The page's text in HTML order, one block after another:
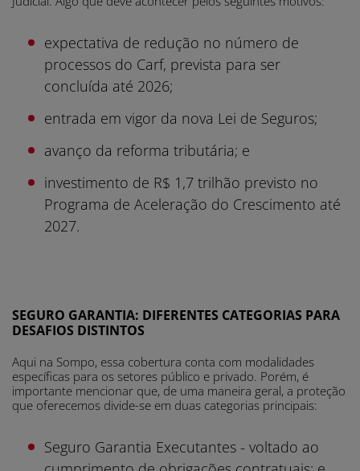
expectativa de redução no número de
processos do Carf, prevista para ser
concluída até 2026;
entrada em vigor da nova Lei de Seguros;
avanço da reforma tributária; e
investimento de R$ 1,7 trilhão previsto no
Programa de Aceleração do Crescimento até
2027.
SEGURO GARANTIA: DIFERENTES CATEGORIAS PARA
DESAFIOS DISTINTOS
Aqui na Sompo, essa cobertura conta com modalidades
específicas para os setores público e privado. Porém, é
importante mencionar que, de uma maneira geral, a proteção
que oferecemos divide-se em duas categorias principais:
Seguro Garantia Executantes - voltado ao